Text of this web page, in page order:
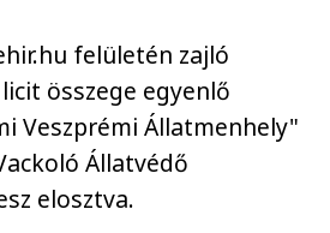
felületén zajló
összege egyenlő
Veszprémi Állatmenhely"
Állatvédő
elosztva.